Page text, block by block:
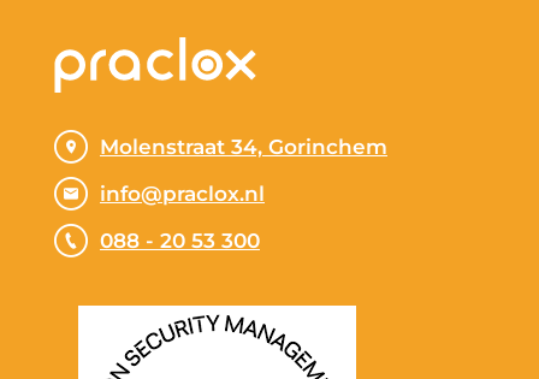
Molenstraat 34, Gorinchem
info@praclox.nl
088 - 20 53 300